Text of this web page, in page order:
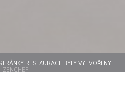
RESTAURACE BYLY VYTVOŘENY
ZENCHEF((OTEVŘE SE V NOVÉM OKNĚ))